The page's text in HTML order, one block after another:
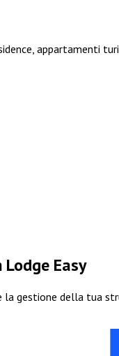
appartamenti
Easy
la gestione della tua